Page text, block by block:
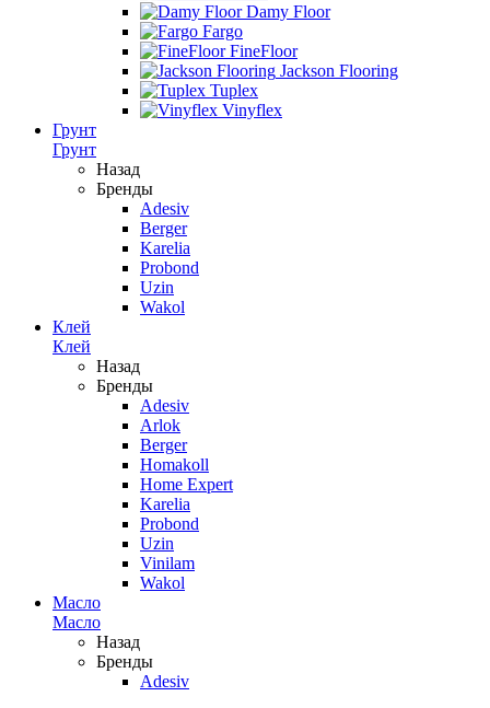
Damy Floor
Fargo
FineFloor
Jackson Flooring
Tuplex
Vinyflex
Грунт
Грунт
Назад
Бренды
Adesiv
Berger
Karelia
Probond
Uzin
Wakol
Клей
Клей
Назад
Бренды
Adesiv
Arlok
Berger
Homakoll
Home Expert
Karelia
Probond
Uzin
Vinilam
Wakol
Масло
Масло
Назад
Бренды
Adesiv